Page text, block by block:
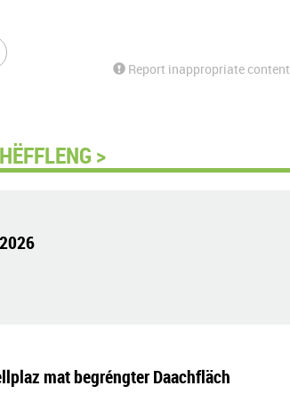
Report inappropriate content
>
mat begréngter Daachfläch